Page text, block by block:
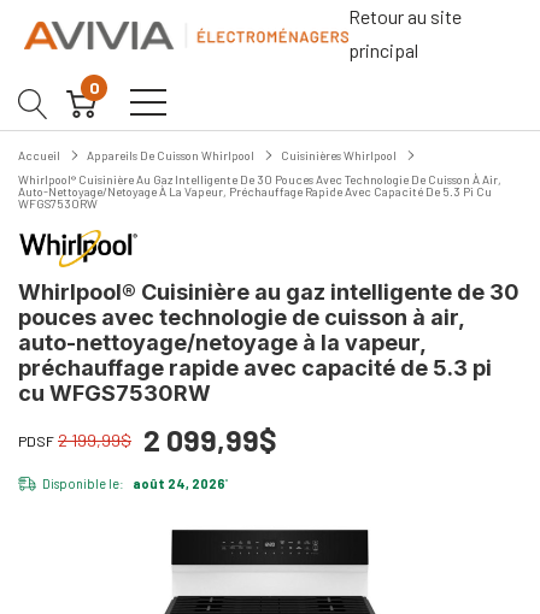
Retour au site
principal
0
Accueil Appareils De Cuisson Whirlpool
Cuisinières Whirlpool
Whirlpool® Cuisinière Au Gaz Intelligente De 30 Pouces Avec Technologie De Cuisson À Air,
Auto-Nettoyage/netoyage À La Vapeur, Préchauffage Rapide Avec Capacité De 5.3 Pi Cu
WFGS7530RW
Whirlpool® Cuisinière au gaz intelligente de 30
pouces avec technologie de cuisson à air,
auto-nettoyage/netoyage à la vapeur,
préchauffage rapide avec capacité de 5.3 pi
cu WFGS7530RW
PDSF 2 199,99$ 2 099,99$
Disponible le: août 24, 2026*